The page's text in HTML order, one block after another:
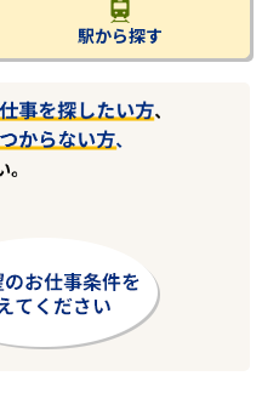
駅から探す